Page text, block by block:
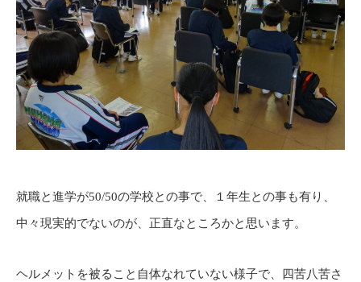
就職と進学が50/50の学校との事で、１年生との事も有り、
中々現実的でないのが、正直なところかと思います。
ヘルメットを被ること自体なれていない様子で、四苦八苦さ